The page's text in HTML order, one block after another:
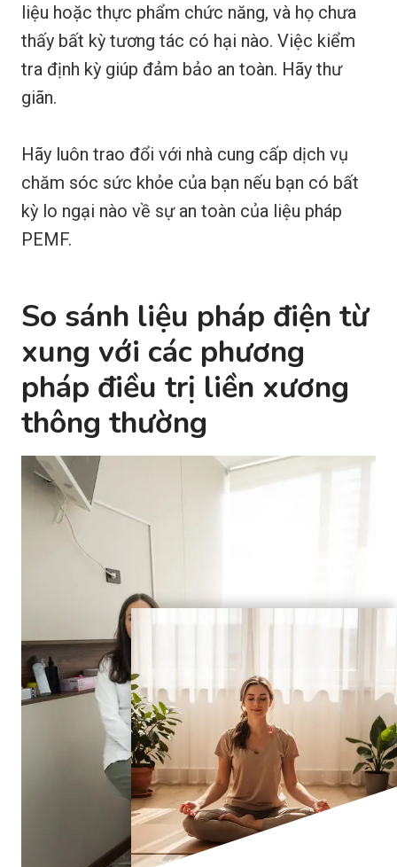
liệu hoặc thực phẩm chức năng, và họ chưa
thấy bất kỳ tương tác có hại nào. Việc kiểm
tra định kỳ giúp đảm bảo an toàn. Hãy thư
giãn.
Hãy luôn trao đổi với nhà cung cấp dịch vụ
chăm sóc sức khỏe của bạn nếu bạn có bất
kỳ lo ngại nào về sự an toàn của liệu pháp
PEMF.
So sánh liệu pháp điện từ
xung với các phương
pháp điều trị liền xương
thông thường